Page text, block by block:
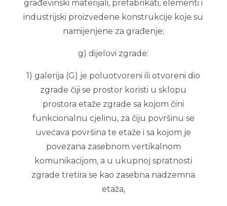
građevinski materijali, prefabrikati, elementi i
industrijski proizvedene konstrukcije koje su
namijenjene za građenje;
g) dijelovi zgrade:
1) galerija (G) je poluotvoreni ili otvoreni dio
zgrade čiji se prostor koristi u sklopu
prostora etaže zgrade sa kojom čini
funkcionalnu cjelinu, za čiju površinu se
uvećava površina te etaže i sa kojom je
povezana zasebnom vertikalnom
komunikacijom, a u ukupnoj spratnosti
zgrade tretira se kao zasebna nadzemna
etaža,